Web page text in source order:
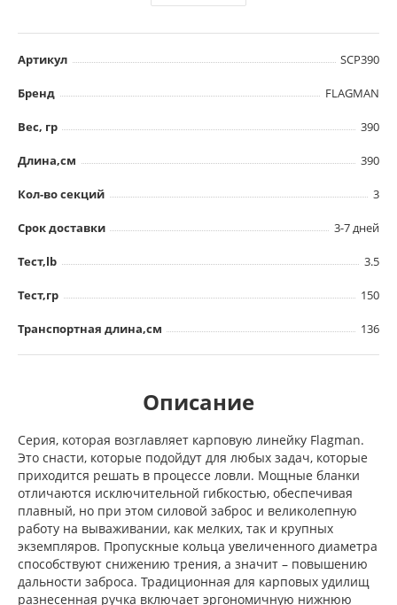
Артикул SCP390
Бренд FLAGMAN
Вес, гр 390
Длина,см 390
Кол-во секций 3
Срок доставки 3-7 дней
Тест,lb 3.5
Тест,гр 150
Транспортная длина,см 136
Описание
Серия, которая возглавляет карповую линейку Flagman.
Это снасти, которые подойдут для любых задач, которые
приходится решать в процессе ловли. Мощные бланки
отличаются исключительной гибкостью, обеспечивая
плавный, но при этом силовой заброс и великолепную
работу на вываживании, как мелких, так и крупных
экземпляров. Пропускные кольца увеличенного диаметра
способствуют снижению трения, а значит – повышению
дальности заброса. Традиционная для карповых удилищ
разнесенная ручка включает эргономичную нижнюю